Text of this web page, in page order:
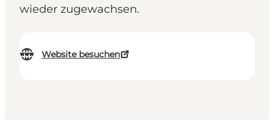
wieder zugewachsen.
Website besuchen